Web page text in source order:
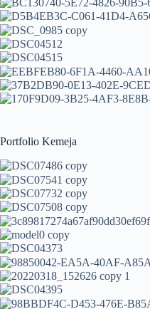
Portfolio Kemeja